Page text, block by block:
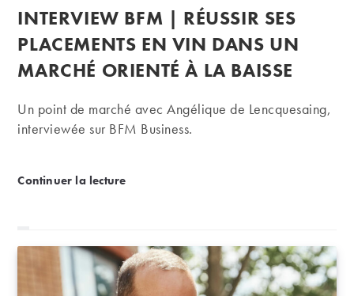
publication :
publiée :
INTERVIEW BFM | RÉUSSIR SES
PLACEMENTS EN VIN DANS UN
MARCHÉ ORIENTÉ À LA BAISSE
Un point de marché avec Angélique de Lencquesaing,
interviewée sur BFM Business.
Continuer la lectureInterview BFM | Réussir ses placements en vin